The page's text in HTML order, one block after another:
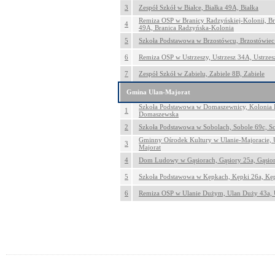
3 Zespół Szkół w Białce, Białka 49A, Białka
4
Remiza OSP w Branicy Radzyńskiej-Kolonii,
49A, Branica Radzyńska-Kolonia
5
Szkoła Podstawowa w Brzostówcu,
6 Remiza OSP w Ustrzeszy, Ustrzesz 34A,
7 Zespół Szkół w Zabielu, Zabiele 8B, Zabiele
Gmina Ulan-Majorat
1
Szkoła Podstawowa w Domaszewnicy,
Domaszewska
2
Szkoła Podstawowa w Sobolach, Sobole 69c,
3
Gminny Ośrodek Kultury w Ulanie-Majoracie,
Majorat
4
Dom Ludowy w Gąsiorach, Gąsiory 25a,
5 Szkoła Podstawowa w Kępkach, Kępki 26a,
6 Remiza OSP w Ulanie Dużym, Ulan Duży 43a,